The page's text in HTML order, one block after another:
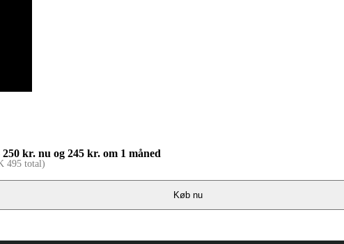
kr. nu og 245 kr. om 1 måned
495 total)
Køb nu